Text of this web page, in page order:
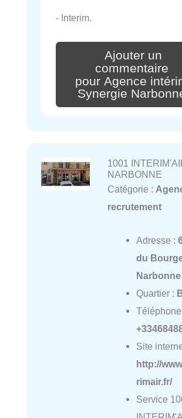
- Interim.
Ajouter un
commentaire
pour Agence
Synergie
1001
NARBONNE
Catégorie :
recrutement
Adresse :
du
Narbonne
Quartier :
Téléphone
Site
http://
rimair.fr/
Service